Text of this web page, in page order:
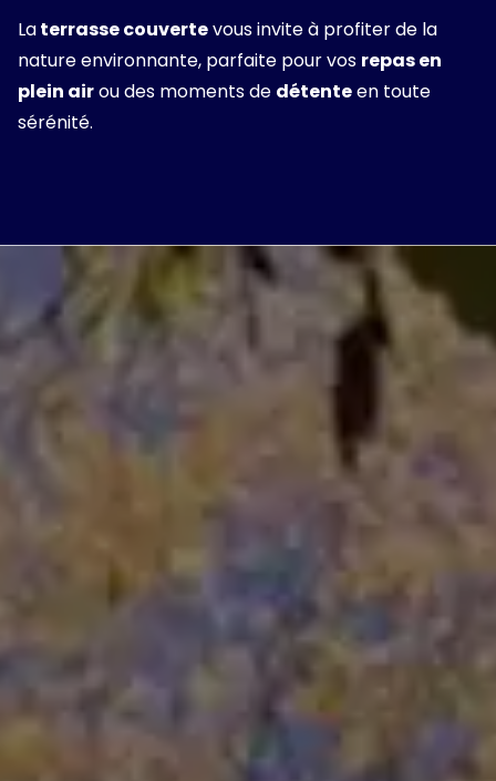
Laterrasse couvertevous invite à profiter de la
nature environnante, parfaite pour vos repas en
plein airou des moments de détenteen toute
sérénité.